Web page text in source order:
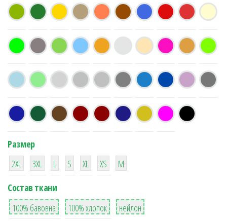
Размер
38
2XL
16
3XL
42
L
42
S
42
XL XS
М
Состав ткани
8
100% бавовна
36
100% хлопок
2
нейлон